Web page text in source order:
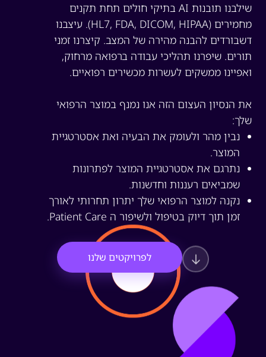
שילבנו תובנות AI בתיקי חולים תחת תקנים
מחמירים (HL7, FDA, DICOM, HIPAA). עיצבנו
להבנה מהירה של המצב. קיצרנו זמני
שיפרנו תהליכי עבודה ברפואה מרחוק,
ממשקים לעשרות מכשירים רפואיים.
הנסיון העצום הזה אנו נמנף במוצר הרפואי
נבין מהר ולעומק את הבעיה ואת אסטרטגיית
המוצר.
נתרגם את אסטרטגיית המוצר לפתרונות
שמביאים רעננות וחדשנות.
נקנה למוצר הרפואי שלך יתרון תחרותי לאורך
זמן תוך דיוק בטיפול ולשיפור ה Patient Care.
לפרויקטים שלנו